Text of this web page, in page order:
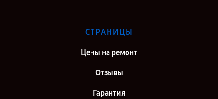
СТРАНИЦЫ
Цены на ремонт
Отзывы
Гарантия